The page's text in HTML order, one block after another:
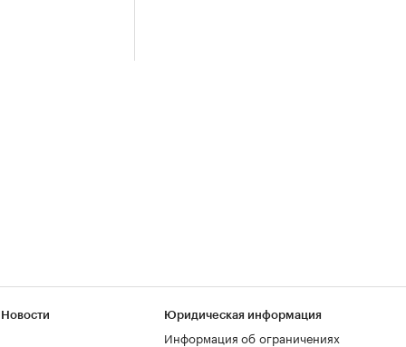
Юридическая информация
Информация об ограничениях